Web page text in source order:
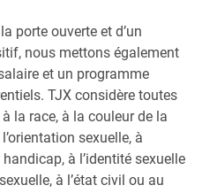
porte ouverte et d’un
nous mettons également
et un programme
TJX considère toutes
la race, à la couleur de la
sexuelle, à
handicap, à l’identité sexuelle
à l’état civil ou au